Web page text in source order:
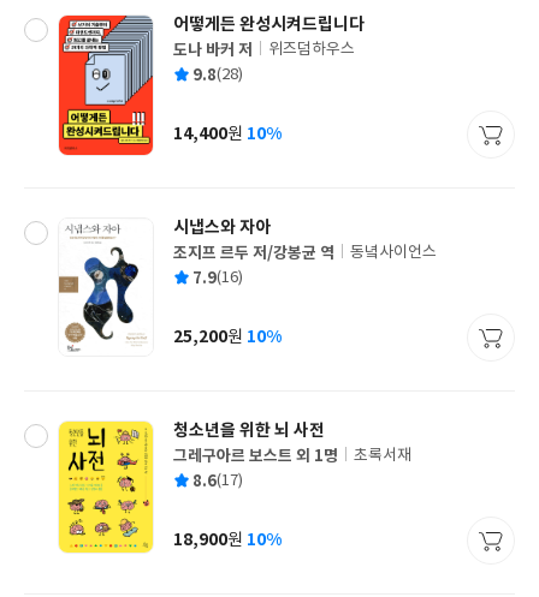
어떻게든 완성시켜드립니다
글
쓴
도나 바커 저
출
사
위즈덤하우스
평 9.8(28)
가
14,400원 10%
시냅스와 자아
글
쓴
조지프 르두 저/강봉균 역
출
사
동녘사이언스
평 7.9(16)
가
25,200원 10%
청소년을 위한 뇌 사전
글
쓴
그레구아르 보스트 외 1명
출
사
초록서재
평 8.6(17)
가
18,900원 10%